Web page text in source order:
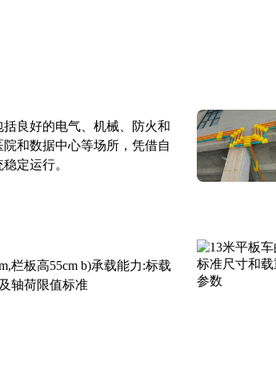
良好的电气、机械、防火和
和数据中心等场所，凭借自
定运行。
栏板高55cm b)承载能力:标载
轴荷限值标准